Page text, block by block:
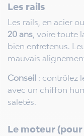
Les rails
Les rails, en acier
20 ans , voire toute
bien entretenus.
mauvais
Conseil : contrôlez
avec un chiffon
saletés.
Le moteur